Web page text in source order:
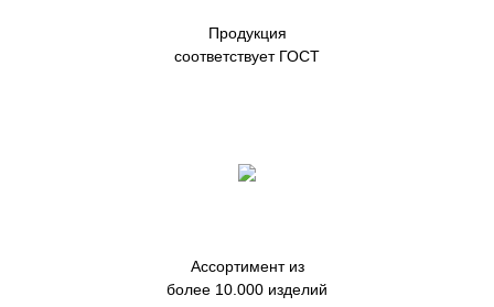
Продукция
соответствует ГОСТ
Ассортимент из
более 10.000 изделий